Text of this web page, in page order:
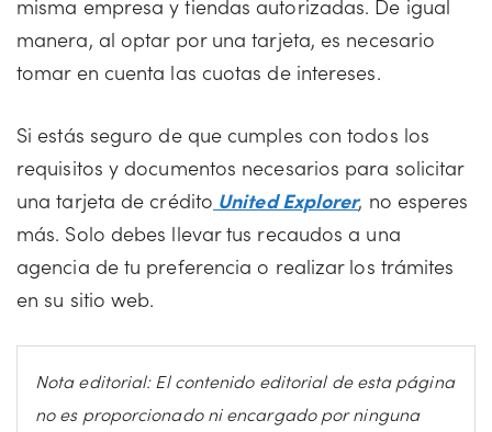
misma empresa y tiendas autorizadas. De igual
manera, al optar por una tarjeta, es necesario
tomar en cuenta las cuotas de intereses.
Si estás seguro de que cumples con todos los
requisitos y documentos necesarios para solicitar
una tarjeta de crédito United Explorer, no esperes
más. Solo debes llevar tus recaudos a una
agencia de tu preferencia o realizar los trámites
en su sitio web.
Nota editorial: El contenido editorial de esta página
no es proporcionado ni encargado por ninguna